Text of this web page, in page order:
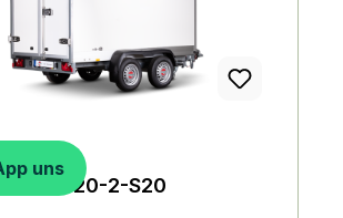
35-40-20-2-S20
uns